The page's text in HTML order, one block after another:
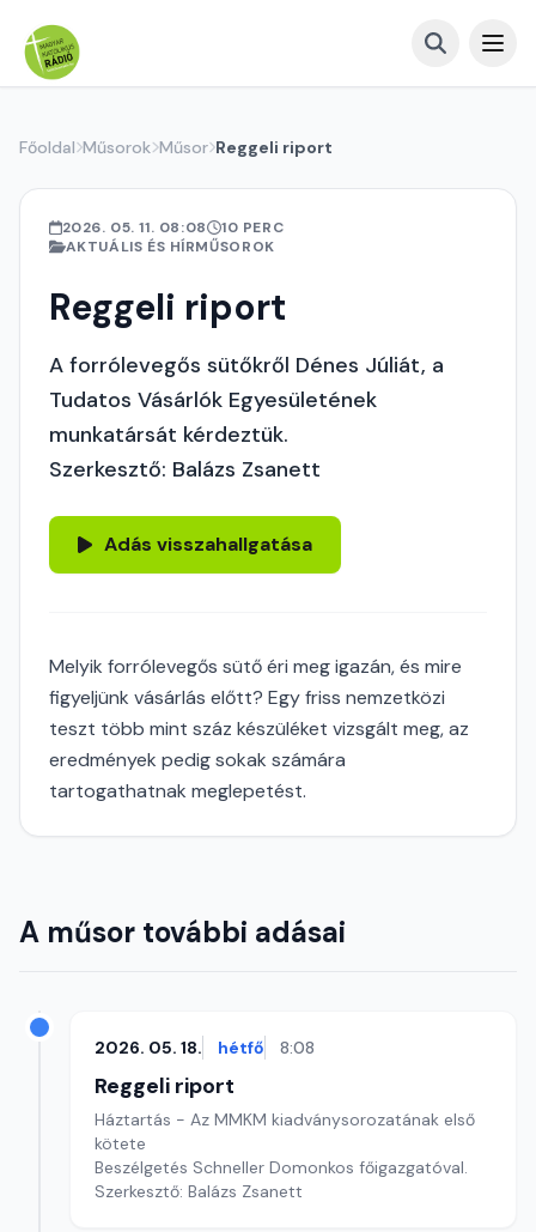
Főoldal Műsorok Műsor Reggeli riport
2026. 05. 11. 08:08
10 PERC
AKTUÁLIS ÉS HÍRMŰSOROK
Reggeli riport
A forrólevegős sütőkről Dénes Júliát, a
Tudatos Vásárlók Egyesületének
munkatársát kérdeztük.
Szerkesztő: Balázs Zsanett
Adás visszahallgatása
Melyik forrólevegős sütő éri meg igazán, és mire
figyeljünk vásárlás előtt? Egy friss nemzetközi
teszt több mint száz készüléket vizsgált meg, az
eredmények pedig sokak számára
tartogathatnak meglepetést.
A műsor további adásai
2026. 05. 18. hétfő 8:08
Reggeli riport
Háztartás - Az MMKM kiadványsorozatának első
kötete
Beszélgetés Schneller Domonkos főigazgatóval.
Szerkesztő: Balázs Zsanett